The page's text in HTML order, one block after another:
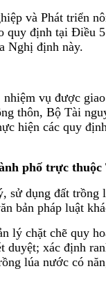
và Phát triển
quy định tại Điều
Nghị định này.
vụ được
thôn, Bộ Tài
hiện các quy
phố trực
sử dụng đất trồng
bản pháp luật
lý chặt chẽ quy
duyệt; xác định
lúa nước có